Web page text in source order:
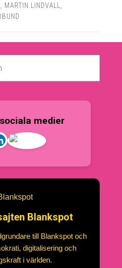
MARTIN LINDVALL
medier
Blankspot
till Blankspot och
digitalisering och
i världen.